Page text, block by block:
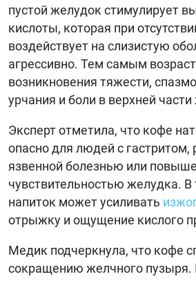
пустой желудок стимулирует
кислоты, которая при
воздействует на слизистую
агрессивно. Тем самым
возникновения тяжести,
урчания и боли в верхней
Эксперт отметила, что кофе
опасно для людей с
язвенной болезнью или
чувствительностью желудка. В
напиток может усиливать
отрыжку и ощущение кислого
Медик подчеркнула, что кофе
сокращению желчного пузыря.